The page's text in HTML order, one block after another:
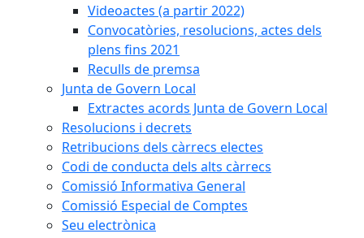
Videoactes (a partir 2022)
Convocatòries, resolucions, actes dels
plens fins 2021
Reculls de premsa
Junta de Govern Local
Extractes acords Junta de Govern Local
Resolucions i decrets
Retribucions dels càrrecs electes
Codi de conducta dels alts càrrecs
Comissió Informativa General
Comissió Especial de Comptes
Seu electrònica